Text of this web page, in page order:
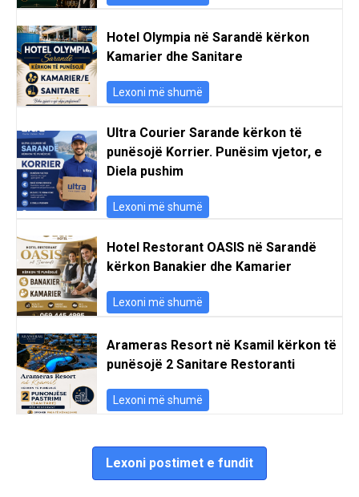
Hotel Olympia në Sarandë kërkon
Kamarier dhe Sanitare
Lexoni më shumë
Ultra Courier Sarande kërkon të
punësojë Korrier. Punësim vjetor, e
Diela pushim
Lexoni më shumë
Hotel Restorant OASIS në Sarandë
kërkon Banakier dhe Kamarier
Lexoni më shumë
Arameras Resort në Ksamil kërkon të
punësojë 2 Sanitare Restoranti
Lexoni më shumë
Lexoni postimet e fundit